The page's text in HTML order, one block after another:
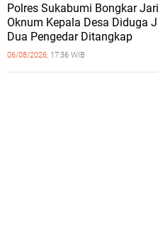
Polres Sukabumi Bongkar
Oknum Kepala Desa Diduga
Dua Pengedar Ditangkap
06/08/2026, 17:36 WIB